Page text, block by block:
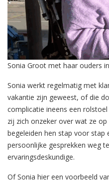
Sonia Groot met haar ouders
Sonia werkt regelmatig met
vakantie zijn geweest, of die
complicatie ineens een
zij zich onzeker over wat ze
begeleiden hen stap voor stap
persoonlijke gesprekken weg
ervaringsdeskundige.
Of Sonia hier een voorbeeld